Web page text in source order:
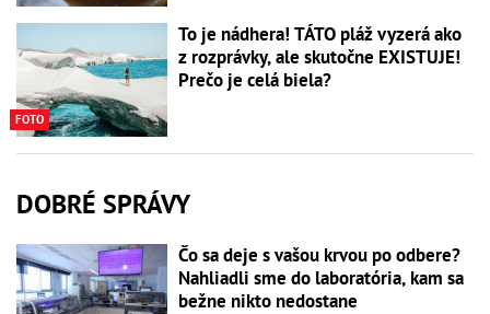
FOTO
To je nádhera! TÁTO pláž vyzerá ako
z rozprávky, ale skutočne EXISTUJE!
Prečo je celá biela?
DOBRÉ SPRÁVY
Čo sa deje s vašou krvou po odbere?
Nahliadli sme do laboratória, kam sa
bežne nikto nedostane